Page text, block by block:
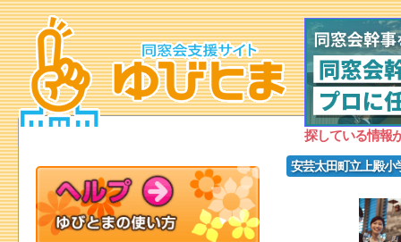
探している情報
安芸太田町立上殿小